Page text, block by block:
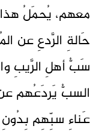
معهم، يُحمَلُ
حَالةِ الرَّدعِ عن
سَبُّ أهلِ الرَّيبِ
السبُّ يَردَعُهم
عَناءِ سبِّهِم بِدُونِ